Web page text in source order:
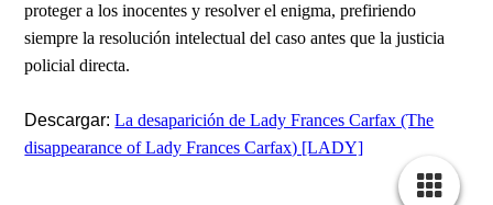
proteger a los inocentes y resolver el enigma, prefiriendo
siempre la resolución intelectual del caso antes que la justicia
policial directa.
Descargar: La desaparición de Lady Frances Carfax (The
disappearance of Lady Frances Carfax) [LADY]